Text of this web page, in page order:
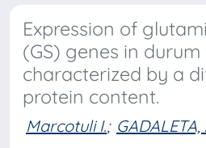
Expression of
(GS) genes in
characterized by a
protein content.
Marcotuli I.;